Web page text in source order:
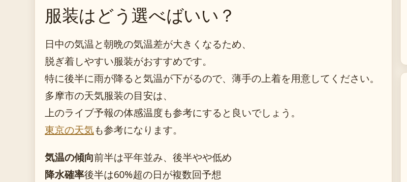
服装はどう選べばいい？
日中の気温と朝晩の気温差が大きくなるため、
脱ぎ着しやすい服装がおすすめです。
特に後半に雨が降ると気温が下がるので、薄手の上着を用意してください。
多摩市の天気服装の目安は、
上のライブ予報の体感温度も参考にすると良いでしょう。
東京の天気も参考になります。
気温の傾向前半は平年並み、後半やや低め
降水確率後半は60%超の日が複数回予想